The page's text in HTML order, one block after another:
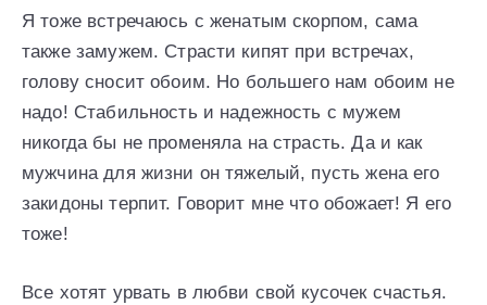
Я тоже встречаюсь с женатым скорпом, сама
также замужем. Страсти кипят при встречах,
голову сносит обоим. Но большего нам обоим не
надо! Стабильность и надежность с мужем
никогда бы не променяла на страсть. Да и как
мужчина для жизни он тяжелый, пусть жена его
закидоны терпит. Говорит мне что обожает! Я его
тоже!
Все хотят урвать в любви свой кусочек счастья.